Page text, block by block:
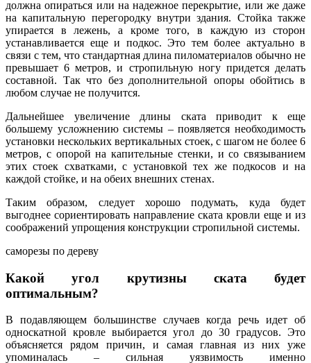
должна опираться или на надежное перекрытие, или же даже
на капитальную перегородку внутри здания. Стойка также
упирается в лежень, а кроме того, в каждую из сторон
устанавливается еще и подкос. Это тем более актуально в
связи с тем, что стандартная длина пиломатериалов обычно не
превышает 6 метров, и стропильную ногу придется делать
составной. Так что без дополнительной опоры обойтись в
любом случае не получится.
Дальнейшее увеличение длины ската приводит к еще
большему усложнению системы – появляется необходимость
установки нескольких вертикальных стоек, с шагом не более 6
метров, с опорой на капительные стенки, и со связыванием
этих стоек схватками, с установкой тех же подкосов и на
каждой стойке, и на обеих внешних стенах.
Таким образом, следует хорошо подумать, куда будет
выгоднее сориентировать направление ската кровли еще и из
соображений упрощения конструкции стропильной системы.
саморезы по дереву
Какой угол крутизны ската будет
оптимальным?
В подавляющем большинстве случаев когда речь идет об
односкатной кровле выбирается угол до 30 градусов. Это
объясняется рядом причин, и самая главная из них уже
упоминалась – сильная уязвимость именно